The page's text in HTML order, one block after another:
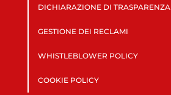
DICHIARAZIONE DI TRASPARENZA
GESTIONE DEI RECLAMI
WHISTLEBLOWER POLICY
COOKIE POLICY